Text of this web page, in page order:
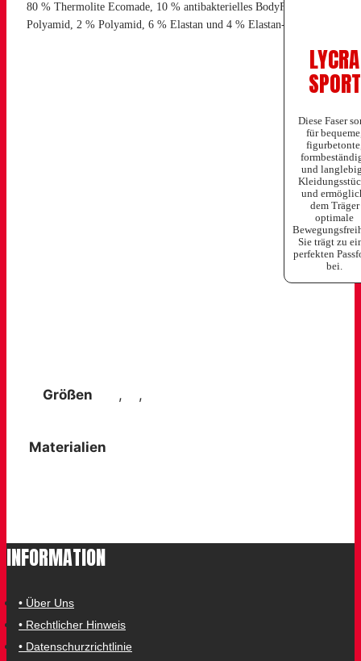
80 % Thermolite Ecomade, 10 % antibakterielles BodyFresh
Polyamid, 2 % Polyamid, 6 % Elastan und 4 % Elastan-Lycra.
LYCRA
SPORT
Diese Faser
für
und
und
dem Träger
optimale
Sie trägt zu
perfekten
bei.
Größen , ,
Materialien
INFORMATION
• Über Uns
• Rechtlicher Hinweis
• Datenschurzrichtlinie